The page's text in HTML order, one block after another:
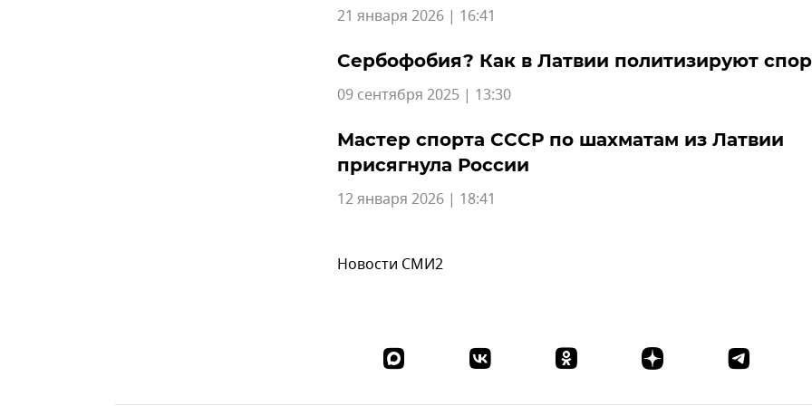
21 января 2026 | 16:41
Сербофобия? Как в Латвии политизируют
09 сентября 2025 | 13:30
Мастер спорта СССР по шахматам из Латвии
присягнула России
12 января 2026 | 18:41
Новости СМИ2